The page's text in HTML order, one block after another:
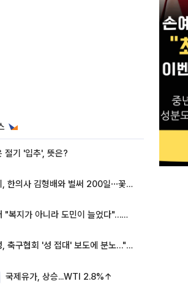
절기 '입추', 뜻은?
아옳이, 한의사 김형배와 벌써 200일⋯꽃다발 들고 "프러포즈 아냐"
추미애 "복지가 아니라 도민이 늘었다"…재정난 책임론 정면돌파
박문성, 축구협회 '성 접대' 보도에 분노…"다 말아먹으려고 작정했나"
국제유가, 상승...WTI 2.8%↑